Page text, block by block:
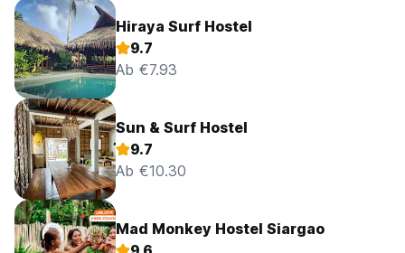
Hiraya Surf Hostel
9.7
Ab €7.93
Sun & Surf Hostel
9.7
Ab €10.30
Mad Monkey Hostel Siargao